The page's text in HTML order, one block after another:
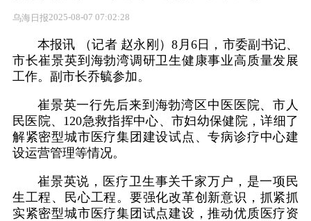
乌海日报2025-08-07 07:02:28
本报讯 （记者 赵永刚）8月6日，市委副书记、
市长崔景英到海勃湾调研卫生健康事业高质量发展
工作。副市长乔毓参加。
崔景英一行先后来到海勃湾区中医医院、市人
民医院、120急救指挥中心、市妇幼保健院，详细了
解紧密型城市医疗集团建设试点、专病诊疗中心建
设运营管理等情况。
崔景英说，医疗卫生事关千家万户，是一项民
生工程、民心工程。要强化改革创新意识，抓紧抓
实紧密型城市医疗集团试点建设，推动优质医疗资